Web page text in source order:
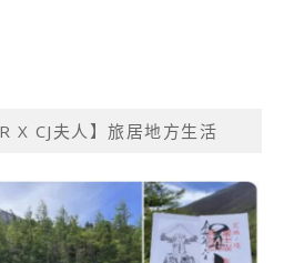
X CJ夫人】旅居地方生活